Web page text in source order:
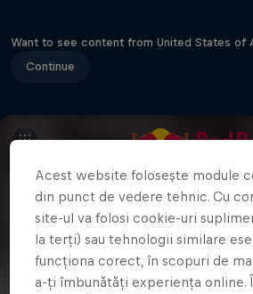
Want to see content from United States of
Continue
Acest website folosește module
din punct de vedere tehnic. Cu
site-ul va folosi cookie-uri
la terți) sau tehnologii similare
funcționa corect, în scopuri de
a-ți îmbunătăți experiența online.